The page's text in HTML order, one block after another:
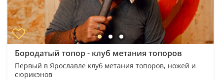
Бородатый топор - клуб метания топоров
Первый в Ярославле клуб метания топоров, ножей и
сюрикэнов